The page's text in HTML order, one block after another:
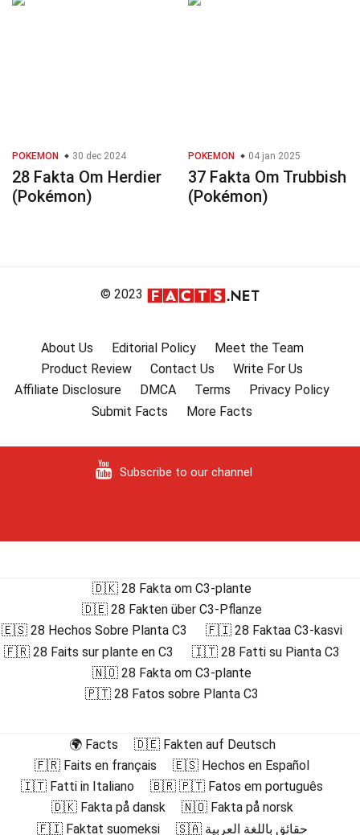
POKEMON 30 dec 2024
28 Fakta Om Herdier
(Pokémon)
POKEMON 04 jan 2025
37 Fakta Om Trubbish
(Pokémon)
© 2023
About Us Editorial Policy
Meet the Team
Product Review
Contact Us
Write For Us
Affiliate Disclosure
DMCA Terms
Privacy Policy
Submit Facts
More Facts
Subscribe to our channel
🇩🇰 28 Fakta om C3-plante
🇩🇪 28 Fakten über C3-Pflanze
🇪🇸 28 Hechos Sobre Planta C3
🇫🇮 28 Faktaa C3-kasvi
🇫🇷 28 Faits sur plante en C3
🇮🇹 28 Fatti su Pianta C3
🇳🇴 28 Fakta om C3-plante
🇵🇹 28 Fatos sobre Planta C3
🌍 Facts
🇩🇪 Fakten auf Deutsch
🇫🇷 Faits en français
🇪🇸 Hechos en Español
🇮🇹 Fatti in Italiano
🇧🇷 🇵🇹 Fatos em português
🇩🇰 Fakta på dansk
🇳🇴 Fakta på norsk
🇫🇮 Faktat suomeksi
🇸🇦 حقائق باللغة العربية